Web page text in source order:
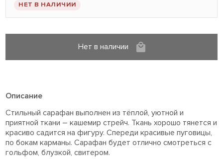
НЕТ В НАЛИЧИИ
Нет в наличии
Описание
Стильный сарафан выполнен из тёплой, уютной и
приятной ткани – кашемир стрейч. Ткань хорошо тянется и
красиво садится на фигуру. Спереди красивые пуговицы,
по бокам карманы. Сарафан будет отлично смотреться с
гольфом, блузкой, свитером.